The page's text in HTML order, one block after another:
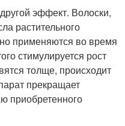
эффект. Волоски,
растительного
применяются во время
стимулируется рост
толще, происходит
прекращает
приобретенного